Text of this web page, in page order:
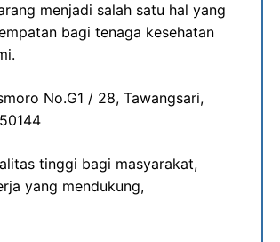
menjadi salah satu hal yang
bagi tenaga kesehatan
No.G1 / 28, Tawangsari,
tinggi bagi masyarakat,
yang mendukung,